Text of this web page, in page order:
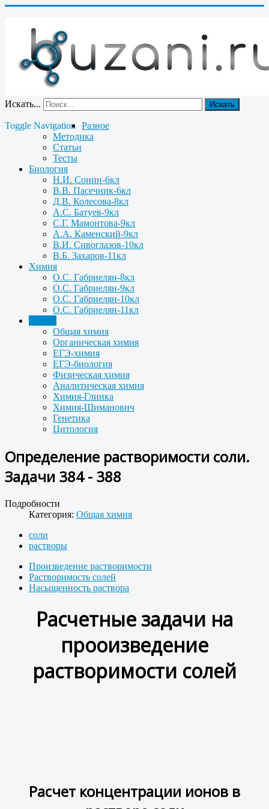
Искать... Искать
Toggle Navigation
Разное
Методика
Статьи
Тесты
Биология
Н.И. Сонин-6кл
В.В. Пасечник-6кл
Д.В. Колесова-8кл
А.С. Батуев-9кл
С.Г. Мамонтова-9кл
А.А. Каменский-9кл
В.И. Сивоглазов-10кл
В.Б. Захаров-11кл
Химия
О.С. Габриелян-8кл
О.С. Габриелян-9кл
О.С. Габриелян-10кл
О.С. Габриелян-11кл
Общая химия
Органическая химия
ЕГЭ-химия
ЕГЭ-биология
Физическая химия
Аналитическая химия
Химия-Глинка
Химия-Шиманович
Генетика
Цитология
Определение растворимости соли.
Задачи 384 - 388
Подробности
Категория: Общая химия
соли
растворы
Произведение растворимости
Растворимость солей
Насыщенность раствора
Расчетные задачи на
прооизведение
растворимости солей
Расчет концентрации ионов в